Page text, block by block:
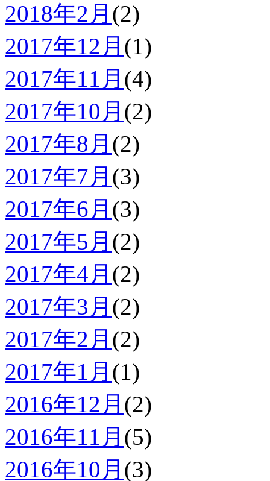
2018年2月 (2)
2017年12月 (1)
2017年11月 (4)
2017年10月 (2)
2017年8月 (2)
2017年7月 (3)
2017年6月 (3)
2017年5月 (2)
2017年4月 (2)
2017年3月 (2)
2017年2月 (2)
2017年1月 (1)
2016年12月 (2)
2016年11月 (5)
2016年10月 (3)